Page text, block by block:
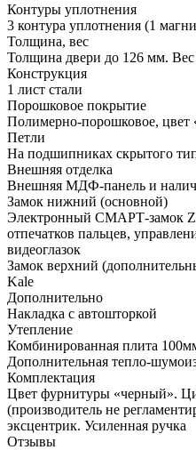
Контуры уплотнения
3 контура уплотнения (1
Толщина, вес
Толщина двери до 126 мм. Вес
Конструкция
1 лист стали
Порошковое покрытие
Полимерно-порошковое, цвет
Петли
На подшипниках скрытого
Внешняя отделка
Внешняя МДФ-панель и
Замок нижний (основной)
Электронный СМАРТ-замок
отпечатков пальцев,
видеоглазок
Замок верхний
Kale
Дополнительно
Накладка с автошторкой
Утепление
Комбинированная плита
Дополнительная тепло-
Комплектация
Цвет фурнитуры «черный».
(производитель не
эксцентрик. Усиленная ручка
Отзывы